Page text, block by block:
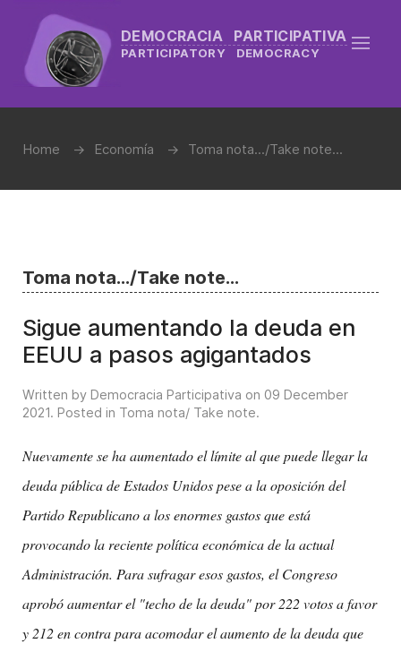
DEMOCRACIA PARTICIPATIVA
PARTICIPATORY DEMOCRACY
Home Economía Toma nota.../Take note...
Toma nota.../Take note...
Sigue aumentando la deuda en
EEUU a pasos agigantados
Written by Democracia Participativa on 09 December
2021. Posted in Toma nota/ Take note.
Nuevamente se ha aumentado el límite al que puede llegar la
deuda pública de Estados Unidos pese a la oposición del
Partido Republicano a los enormes gastos que está
provocando la reciente política económica de la actual
Administración. Para sufragar esos gastos, el Congreso
aprobó aumentar el "techo de la deuda" por 222 votos a favor
y 212 en contra para acomodar el aumento de la deuda que